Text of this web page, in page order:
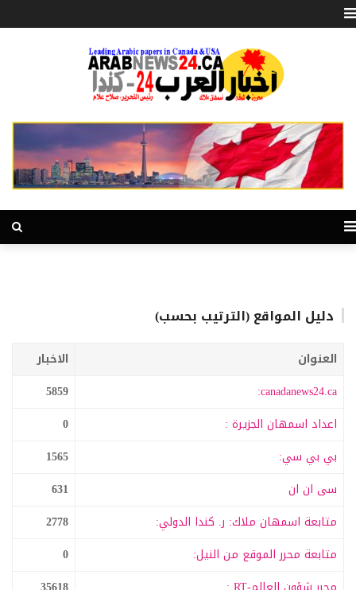
دليل المواقع (الترتيب بحسب)
العنوان
الاخبار
canadanews24.ca:
5859
اعداد اسمهان الجزيرة :
بي بي سي:
1565
سى ان ان
متابعة اسمهان ملاك: ر. كندا الدولي:
2778
متابعة محرر الموقع من النيل: